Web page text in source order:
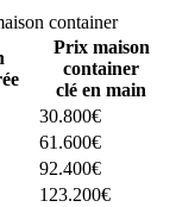
container
Prix maison
container
clé en main
30.800€
61.600€
92.400€
123.200€